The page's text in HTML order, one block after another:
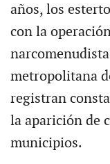
años, los
con la
metropolitana
registran
la aparición de
municipios.